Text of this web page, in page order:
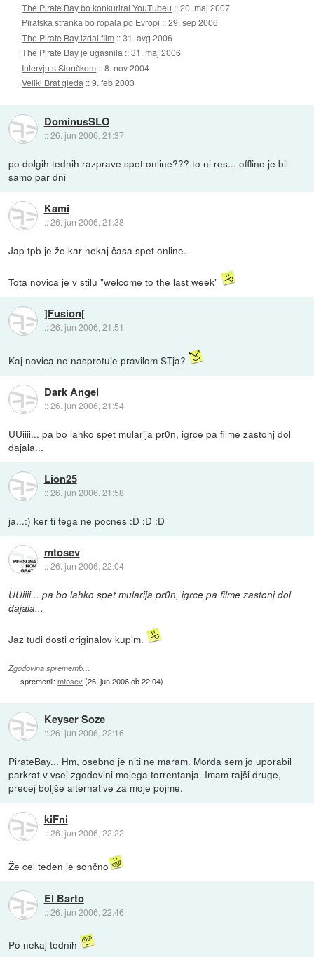
The Pirate Bay bo konkuriral YouTubeu ::20. maj 2007
Piratska stranka bo ropala po Evropi ::29. sep 2006
The Pirate Bay izdal film ::31. avg 2006
The Pirate Bay je ugasnila ::31. maj 2006
Intervju s Slončkom ::8. nov 2004
Veliki Brat gleda ::9. feb 2003
DominusSLO
::26. jun 2006, 21:37
po dolgih tednih razprave spet online??? to ni res... offline je bil
samo par dni
Kami
::26. jun 2006, 21:38
Jap tpb je že kar nekaj časa spet online.
Tota novica je v stilu "welcome to the last week"
]Fusion[
::26. jun 2006, 21:51
Kaj novica ne nasprotuje pravilom STja?
Dark Angel
::26. jun 2006, 21:54
UUiiii... pa bo lahko spet mularija pr0n, igrce pa filme zastonj dol
dajala...
Lion25
::26. jun 2006, 21:58
ja...:) ker ti tega ne pocnes :D :D :D
mtosev
::26. jun 2006, 22:04
UUiiii... pa bo lahko spet mularija pr0n, igrce pa filme zastonj dol
dajala...
Jaz tudi dosti originalov kupim.
Zgodovina sprememb…
spremenil:mtosev(26. jun 2006 ob 22:04)
Keyser Soze
::26. jun 2006, 22:16
PirateBay... Hm, osebno je niti ne maram. Morda sem jo uporabil
parkrat v vsej zgodovini mojega torrentanja. Imam rajši druge,
precej boljše alternative za moje pojme.
kiFni
::26. jun 2006, 22:22
Že cel teden je sončno
El Barto
::26. jun 2006, 22:46
Po nekaj tednih